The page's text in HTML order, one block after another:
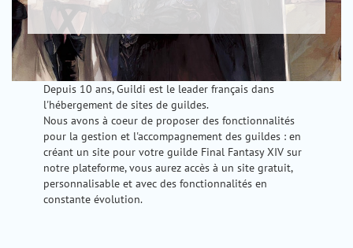
Depuis 10 ans, Guildi est le leader français dans
l'hébergement de sites de guildes.
Nous avons à coeur de proposer des fonctionnalités
pour la gestion et l'accompagnement des guildes : en
créant un site pour votre guilde Final Fantasy XIV sur
notre plateforme, vous aurez accès à un site gratuit,
personnalisable et avec des fonctionnalités en
constante évolution.